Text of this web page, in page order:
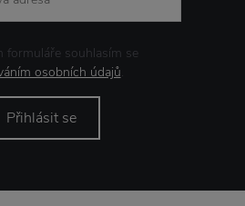
formuláře souhlasím se
osobních údajů.
Přihlásit se